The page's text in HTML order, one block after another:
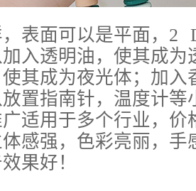
表面可以是平面，2
入透明油，使其成为
其成为夜光体；加入
置指南针，温度计等
适用于多个行业，价
感强，色彩亮丽，手
果好！